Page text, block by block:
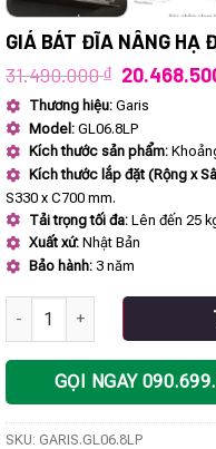
GIÁ BÁT ĐĨA NÂNG HẠ
31.490.000₫ Giá
là:
31.490.000
Thương hiệu: Garis
Model: GL06.8LP
Kích thước sản phẩm:
Kích thước lắp đặt (Rộng x
S330 x C700 mm.
Tải trọng tối đa: Lên đến 25
Xuất xứ: Nhật Bản
Bảo hành: 3 năm
GIÁ BÁT ĐĨA NÂNG HẠ ĐIỆN
GỌI NGAY
SKU: GARIS.GL06.8LP